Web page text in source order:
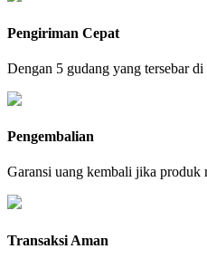
Pengiriman Cepat
Dengan 5 gudang yang tersebar di
Pengembalian
Garansi uang kembali jika
Transaksi Aman